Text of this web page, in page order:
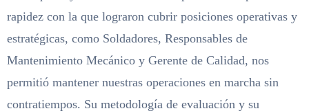
rapidez con la que lograron cubrir posiciones operativas y
estratégicas, como Soldadores, Responsables de
Mantenimiento Mecánico y Gerente de Calidad, nos
permitió mantener nuestras operaciones en marcha sin
contratiempos. Su metodología de evaluación y su